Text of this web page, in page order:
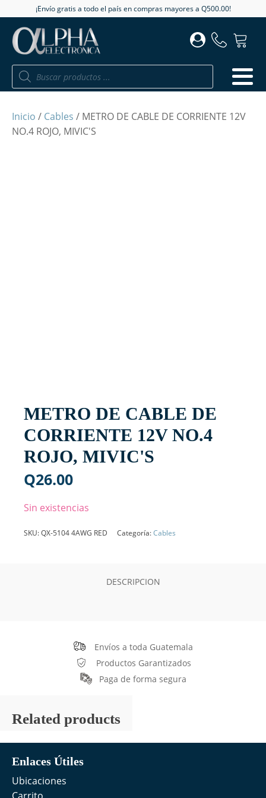
¡Envío gratis a todo el país en compras mayores a Q500.00!
Búsqueda
productos
Inicio / Cables / METRO DE CABLE DE CORRIENTE 12V
NO.4 ROJO, MIVIC'S
METRO DE CABLE DE
CORRIENTE 12V NO.4
ROJO, MIVIC'S
Q26.00
Sin existencias
SKU:QX-5104 4AWG RED Categoría:Cables
DESCRIPCION
Envíos a toda Guatemala
Productos Garantizados
Paga de forma segura
Related products
Enlaces Útiles
Ubicaciones